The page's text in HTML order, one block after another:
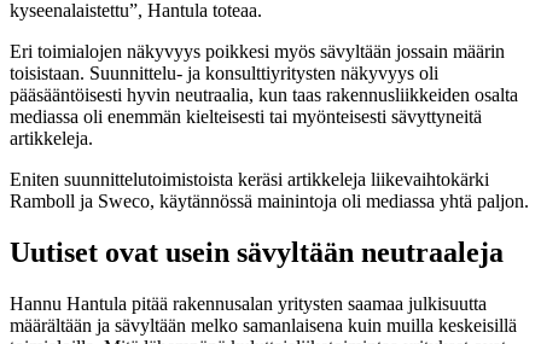
kyseenalaistettu”, Hantula toteaa.
Eri toimialojen näkyvyys poikkesi myös sävyltään jossain määrin
toisistaan. Suunnittelu- ja konsulttiyritysten näkyvyys oli
pääsääntöisesti hyvin neutraalia, kun taas rakennusliikkeiden osalta
mediassa oli enemmän kielteisesti tai myönteisesti sävyttyneitä
artikkeleja.
Eniten suunnittelutoimistoista keräsi artikkeleja liikevaihtokärki
Ramboll ja Sweco, käytännössä mainintoja oli mediassa yhtä paljon.
Uutiset ovat usein sävyltään neutraaleja
Hannu Hantula pitää rakennusalan yritysten saamaa julkisuutta
määrältään ja sävyltään melko samanlaisena kuin muilla keskeisillä